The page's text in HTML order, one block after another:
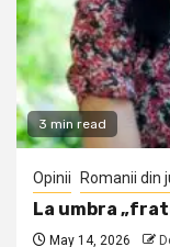
3 min read
Opinii Romanii din
La umbra
May 14, 2026